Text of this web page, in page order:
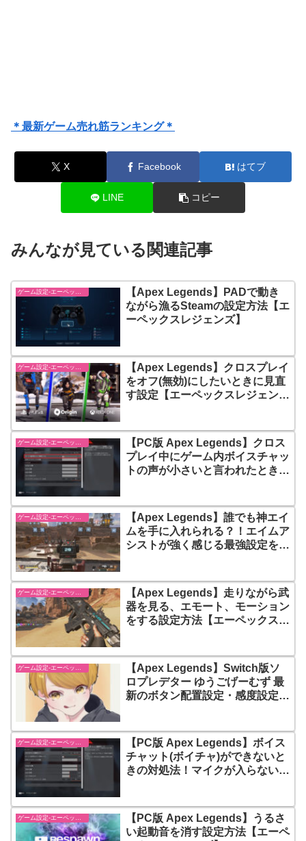
＊最新ゲーム売れ筋ランキング＊
X Facebook はてブ
LINE コピー
みんなが見ている関連記事
ゲーム設定-エーペックスレジェンズ【apex-legends】
【Apex Legends】PADで動き
ながら漁るSteamの設定方法【エ
ーペックスレジェンズ】
【Apex Legends】クロスプレイ
をオフ(無効)にしたいときに見直
す設定【エーペックスレジェン
【PC版 Apex Legends】クロス
プレイ中にゲーム内ボイスチャッ
トの声が小さいと言われたときの
ゲーム設定-エーペックスレジェンズ【apex-legends】
【Apex Legends】誰でも神エイ
ムを手に入れられる？！エイムア
シストが強く感じる最強設定を紹
【Apex Legends】走りながら武
器を見る、エモート、モーション
をする設定方法【エーペックスレ
【Apex Legends】Switch版ソ
ロプレデター ゆうごげーむず 最
新のボタン配置設定・感度設定・
ゲーム設定-エーペックスレジェンズ【apex-legends】
【PC版 Apex Legends】ボイス
チャット(ボイチャ)ができないと
きの対処法！マイクが入らないと
ゲーム設定-エーペックスレジェンズ【apex-legends】
【PC版 Apex Legends】うるさ
い起動音を消す設定方法【エーペ